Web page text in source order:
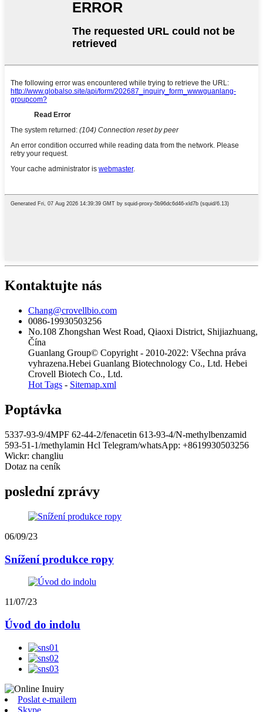
Kontaktujte nás
Chang@crovellbio.com
0086-19930503256
No.108 Zhongshan West Road, Qiaoxi District, Shijiazhuang,
Čína
Guanlang Group© Copyright - 2010-2022: Všechna práva
vyhrazena.Hebei Guanlang Biotechnology Co., Ltd. Hebei
Crovell Biotech Co., Ltd.
Hot Tags - Sitemap.xml
Poptávka
5337-93-9/4MPF 62-44-2/fenacetin 613-93-4/N-methylbenzamid
593-51-1/methylamin Hcl Telegram/whatsApp: +8619930503256
Wickr: changliu
Dotaz na ceník
poslední zprávy
06/09/23
Snížení produkce ropy
11/07/23
Úvod do indolu
Poslat e-mailem
Skype